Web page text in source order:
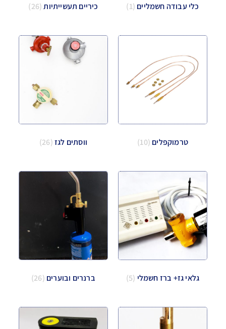
כלי עבודה חשמליים (1) כיריים תעשייתיות(26)
טרמוקפלים (10) ווסתים לגז(26)
גלאי גז+ ברז חשמלי (5) ברנרים ובוערים (26)